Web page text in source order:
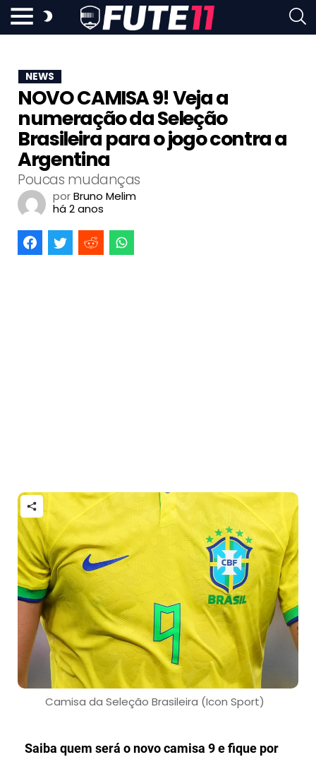
NEWS
NOVO CAMISA 9! Veja a
numeração da Seleção
Brasileira para o jogo contra a
Argentina
Poucas mudanças
porBruno Melim
há 2 anos
Camisa da Seleção Brasileira (Icon Sport)
Saiba quem será o novo camisa 9 e fique por